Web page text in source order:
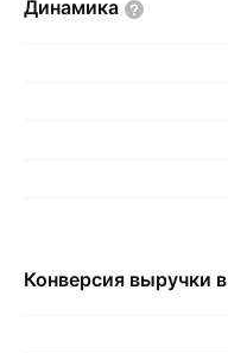
Динамика
Конверсия выручки в